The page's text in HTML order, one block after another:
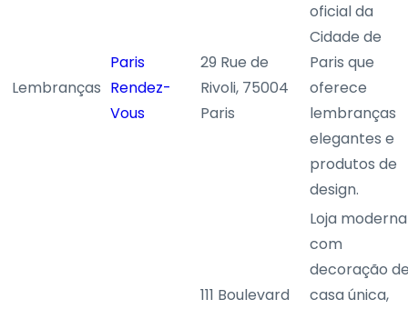
Lembranças
Paris
Rendez-
Vous
29 Rue de
Rivoli, 75004
Paris
oficial da
Cidade de
Paris que
oferece
lembranças
elegantes e
produtos de
design.
111 Boulevard
Loja moderna
com
decoração
casa única,